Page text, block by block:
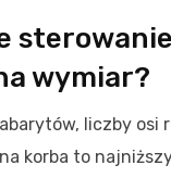
wymiar?
liczby osi
korba to